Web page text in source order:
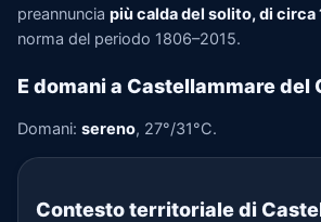
preannuncia più calda del solito, di circa
norma del periodo 1806–2015.
E domani a Castellammare del
Domani: sereno, 27°/31°C.
Contesto territoriale di